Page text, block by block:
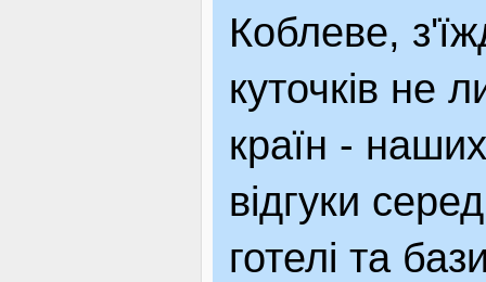
Коблеве,
куточків не
країн -
відгуки
готелі та